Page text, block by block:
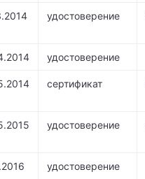
удостоверение
удостоверение
сертификат
удостоверение
удостоверение